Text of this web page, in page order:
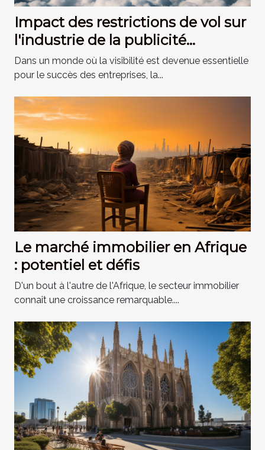
Impact des restrictions de vol sur
l'industrie de la publicité
gonflable
Dans un monde où la visibilité est devenue essentielle
pour le succès des entreprises, la...
Le marché immobilier en Afrique
: potentiel et défis
D'un bout à l'autre de l'Afrique, le secteur immobilier
connaît une croissance remarquable....